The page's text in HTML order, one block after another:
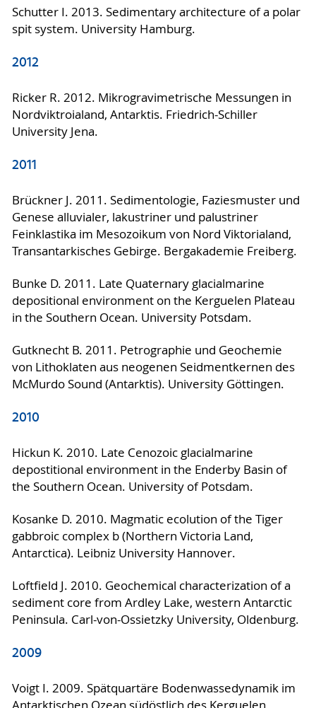
Schutter I. 2013. Sedimentary architecture of a polar
spit system. University Hamburg.
2012
Ricker R. 2012. Mikrogravimetrische Messungen in
Nordviktroialand, Antarktis. Friedrich-Schiller
University Jena.
2011
Brückner J. 2011. Sedimentologie, Faziesmuster und
Genese alluvialer, lakustriner und palustriner
Feinklastika im Mesozoikum von Nord Viktorialand,
Transantarkisches Gebirge. Bergakademie Freiberg.
Bunke D. 2011. Late Quaternary glacialmarine
depositional environment on the Kerguelen Plateau
in the Southern Ocean. University Potsdam.
Gutknecht B. 2011. Petrographie und Geochemie
von Lithoklaten aus neogenen Seidmentkernen des
McMurdo Sound (Antarktis). University Göttingen.
2010
Hickun K. 2010. Late Cenozoic glacialmarine
depostitional environment in the Enderby Basin of
the Southern Ocean. University of Potsdam.
Kosanke D. 2010. Magmatic ecolution of the Tiger
gabbroic complex b (Northern Victoria Land,
Antarctica). Leibniz University Hannover.
Loftfield J. 2010. Geochemical characterization of a
sediment core from Ardley Lake, western Antarctic
Peninsula. Carl-von-Ossietzky University, Oldenburg.
2009
Voigt I. 2009. Spätquartäre Bodenwassedynamik im